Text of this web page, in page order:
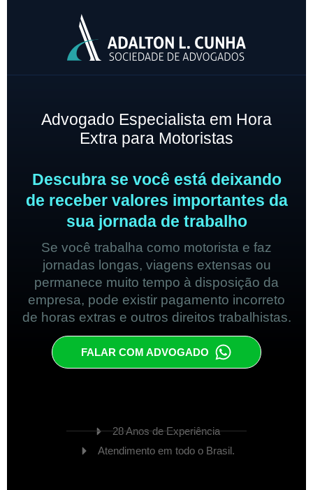
Advogado Especialista em Hora
Extra para Motoristas
Descubra se você está deixando
de receber valores importantes da
sua jornada de trabalho
Se você trabalha como motorista e faz
jornadas longas, viagens extensas ou
permanece muito tempo à disposição da
empresa, pode existir pagamento incorreto
de horas extras e outros direitos trabalhistas.
FALAR COM ADVOGADO
28 Anos de Experiência
Atendimento em todo o Brasil.